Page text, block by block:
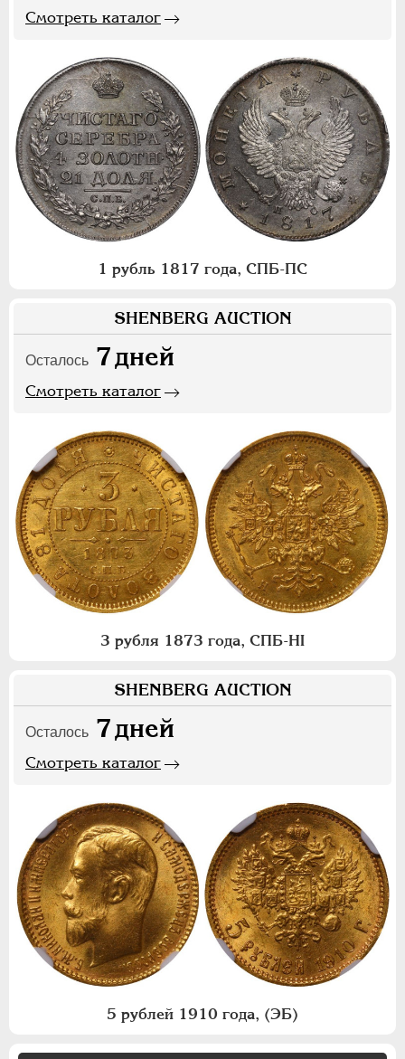
Смотреть каталог
1 рубль 1817 года, СПБ-ПС
SHENBERG AUCTION
Осталось 7дней
Смотреть каталог
3 рубля 1873 года, СПБ-НI
SHENBERG AUCTION
Осталось 7дней
Смотреть каталог
5 рублей 1910 года, (ЭБ)